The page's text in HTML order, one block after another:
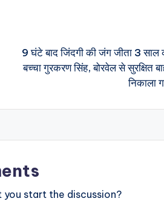
9 घंटे बाद जिंदगी की जंग जीता 3 साल
बच्चा गुरकरण सिंह, बोरवेल से सुरक्षित
निकाला
you start the discussion?